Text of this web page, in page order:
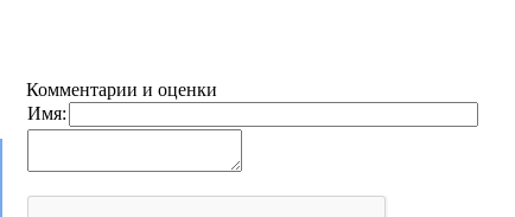
Комментарии и оценки
Имя: